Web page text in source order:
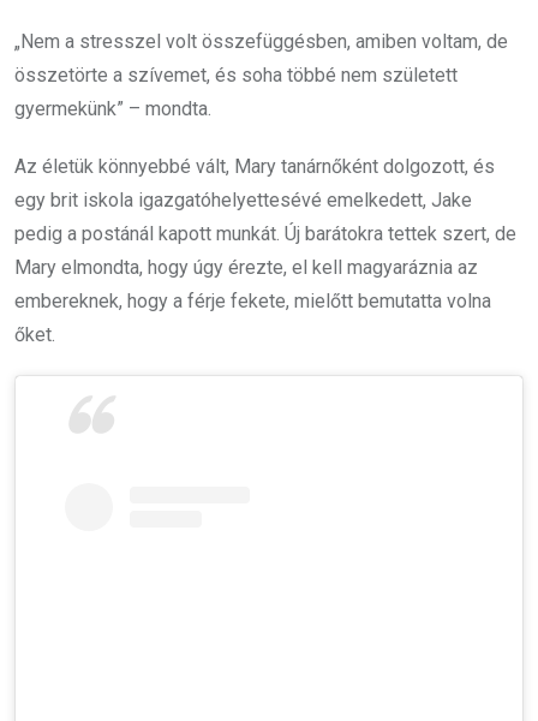
„Nem a stresszel volt összefüggésben, amiben voltam, de
összetörte a szívemet, és soha többé nem született
gyermekünk” – mondta.
Az életük könnyebbé vált, Mary tanárnőként dolgozott, és
egy brit iskola igazgatóhelyettesévé emelkedett, Jake
pedig a postánál kapott munkát. Új barátokra tettek szert, de
Mary elmondta, hogy úgy érezte, el kell magyaráznia az
embereknek, hogy a férje fekete, mielőtt bemutatta volna
őket.